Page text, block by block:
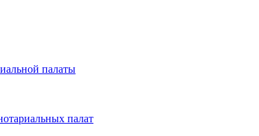
палаты
палат